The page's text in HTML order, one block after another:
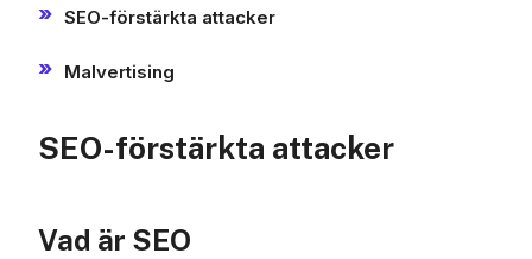
SEO-förstärkta attacker
Malvertising
SEO-förstärkta attacker
Vad är SEO